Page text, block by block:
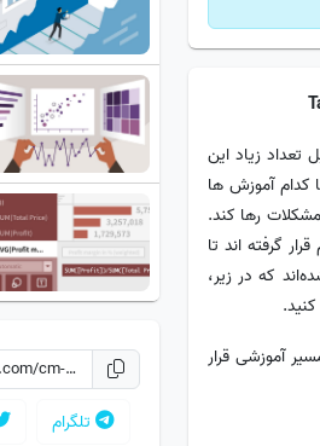
زیاد این
کدام آموزش ها
رها کند.
گرفته اند تا
که در زیر،
1 مسیر آموزشی قرار
تلگرام